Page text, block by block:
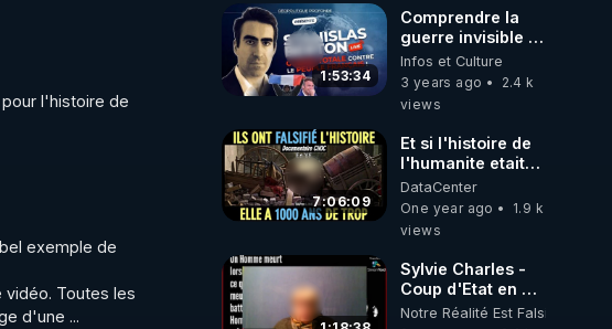
l'histoire de
exemple de
vidéo. Toutes les
d'une ...
Deborah Tavarez
1:53:34
Comprendre la
guerre invisible et
combattre
l'empire du
mensonge – Avec
Infos et Culture
3 years ago
2.4 k
views
7:06:09
Et si l'histoire de
l'humanite etait
aussi une
incroyable
manipulation -
Fomenko Tartarie
DataCenter
One year ago
1.9 k
views
Sylvie Charles -
Coup d'Etat en col
blanc "
Notre Réalité Est Falsifiée Et